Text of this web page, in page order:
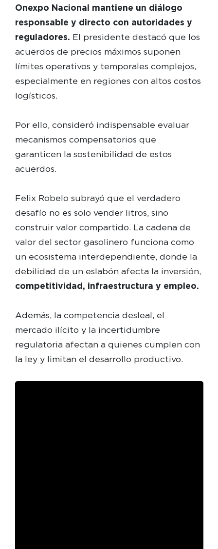
Onexpo Nacional mantiene un diálogo
responsable y directo con autoridades y
reguladores. El presidente destacó que los
acuerdos de precios máximos suponen
límites operativos y temporales complejos,
especialmente en regiones con altos costos
logísticos.
Por ello, consideró indispensable evaluar
mecanismos compensatorios que
garanticen la sostenibilidad de estos
acuerdos.
Felix Robelo subrayó que el verdadero
desafío no es solo vender litros, sino
construir valor compartido. La cadena de
valor del sector gasolinero funciona como
un ecosistema interdependiente, donde la
debilidad de un eslabón afecta la inversión,
competitividad, infraestructura y empleo.
Además, la competencia desleal, el
mercado ilícito y la incertidumbre
regulatoria afectan a quienes cumplen con
la ley y limitan el desarrollo productivo.